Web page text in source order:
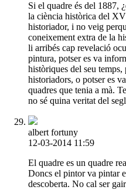
Si el quadre és del 1887,
la ciència històrica del
historiador, i no veig
coneixement extra de la
li arribés cap revelació
pintura, potser es va
històriques del seu
historiadors, o potser es
quadres que tenia a mà.
no sé quina veritat del
albert fortuny
12-03-2014 11:59
El quadre es un quadre
Doncs el pintor va pintar
descoberta. No cal ser